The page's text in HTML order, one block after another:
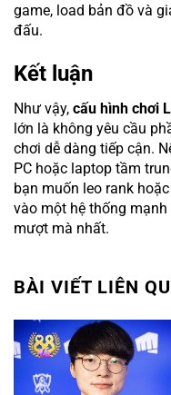
game, load bản đồ và
đấu.
Kết luận
Như vậy, cấu hình chơi
lớn là không yêu cầu
chơi dễ dàng tiếp cận.
PC hoặc laptop tầm
bạn muốn leo rank
vào một hệ thống
mượt mà nhất.
BÀI VIẾT LIÊN